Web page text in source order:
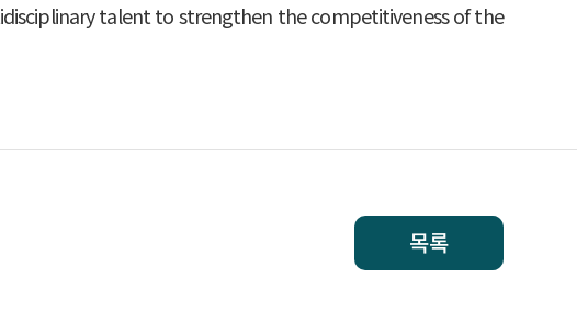
talent to strengthen the competitiveness of the
목록